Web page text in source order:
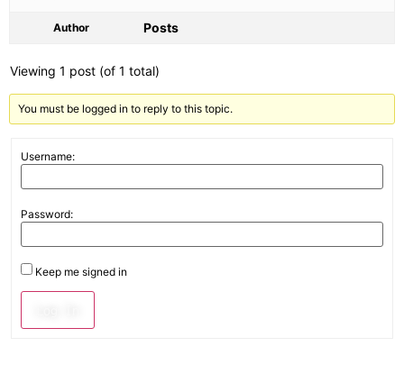
Author Posts
Viewing 1 post (of 1 total)
You must be logged in to reply to this topic.
Username:
Password:
Keep me signed in